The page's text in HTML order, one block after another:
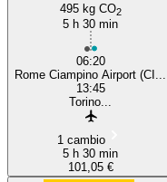
495 kg CO2
5 h 30 min
06:20
Rome Ciampino Airport (CI...
13:45
Torino...
1 cambio
5 h 30 min
101,05 €